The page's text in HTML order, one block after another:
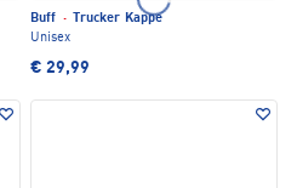
Buff ·
Trucker Kappe
Unisex
€ 29,99